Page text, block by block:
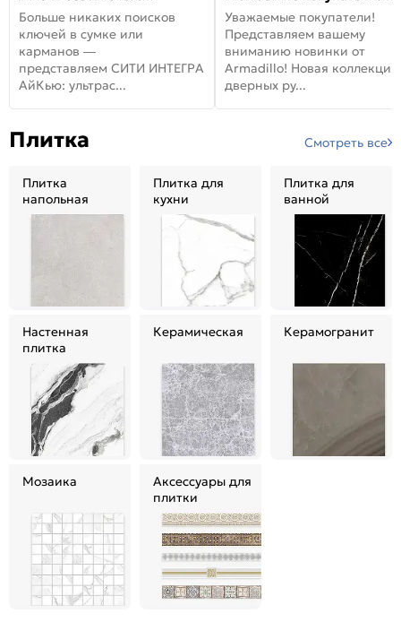
встречайте новую дверь
СИТИ ИНТЕГРА АйКью!
Больше никаких поисков
ключей в сумке или
карманов —
представляем СИТИ ИНТЕГРА
АйКью: ультрас...
Представляем вашему
вниманию новинки от
Armadillo!
Уважаемые покупатели!
Представляем вашему
вниманию новинки от
Armadillo! Новая коллекция
дверных ру...
Плитка Смотреть все
Плитка
напольная
Плитка для
кухни
Плитка для
ванной
Настенная
плитка
Керамическая Керамогранит
Мозаика
Аксессуары для
плитки